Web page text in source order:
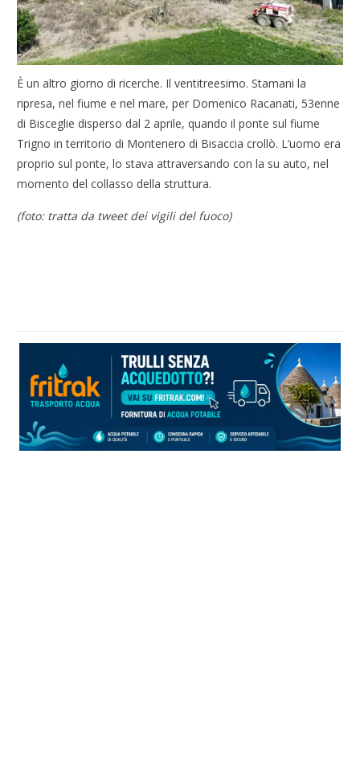
È un altro giorno di ricerche. Il ventitreesimo. Stamani la
ripresa, nel fiume e nel mare, per Domenico Racanati, 53enne
di Bisceglie disperso dal 2 aprile, quando il ponte sul fiume
Trigno in territorio di Montenero di Bisaccia crollò. L’uomo era
proprio sul ponte, lo stava attraversando con la su auto, nel
momento del collasso della struttura.
(foto: tratta da tweet dei vigili del fuoco)